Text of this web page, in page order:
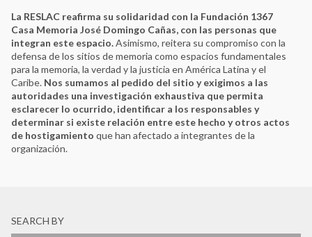
La RESLAC reafirma su solidaridad con la Fundación 1367
Casa Memoria José Domingo Cañas, con las personas que
integran este espacio.Asimismo, reitera su compromiso con la
defensa de los sitios de memoria como espacios fundamentales
para la memoria, la verdad y la justicia en América Latina y el
Caribe. Nos sumamos al pedido del sitio y exigimos a las
autoridades una investigación exhaustiva que permita
esclarecer lo ocurrido, identificar a los responsables y
determinar si existe relación entre este hecho y otros actos
de hostigamiento que han afectado a integrantes de la
organización.
SEARCH BY